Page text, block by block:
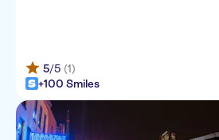
5/5 (1)
+100 Smiles